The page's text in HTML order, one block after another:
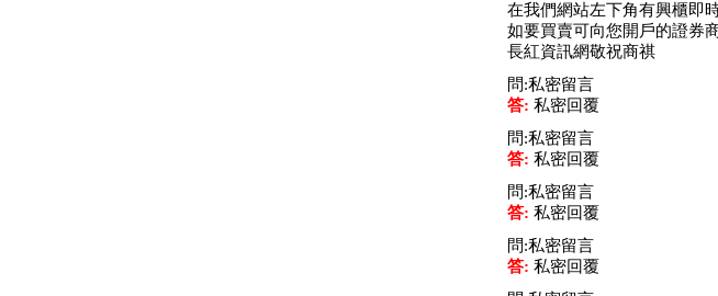
在我們網站左下角有興櫃即
如要買賣可向您開戶的證券
長紅資訊網敬祝商祺
問:私密留言
答: 私密回覆
問:私密留言
答: 私密回覆
問:私密留言
答: 私密回覆
問:私密留言
答: 私密回覆